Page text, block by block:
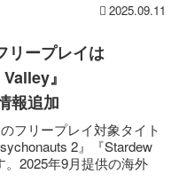
2025.09.11
リープレイは
』
報追加
フリープレイ対象タイト
2』『Stardew
。2025年9月提供の海外